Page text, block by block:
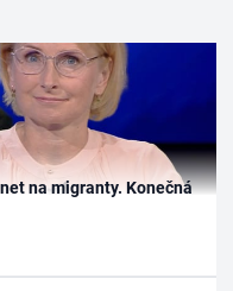
na migranty. Konečná